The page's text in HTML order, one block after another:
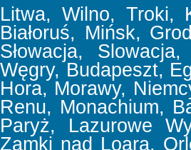
Litwa, Wilno, Troki,
Białoruś, Mińsk,
Słowacja,
Węgry, Budapeszt,
Hora, Morawy,
Renu, Monachium,
Paryż, Lazurowe
Zamki nad Loarą,